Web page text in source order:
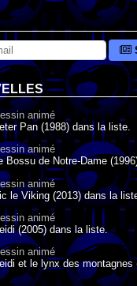
animé
Pan (1988) dans la liste.
animé
Bossu de Notre-Dame
animé
le Viking (2013) dans la
animé
(2005) dans la liste.
animé
et le lynx des montagnes